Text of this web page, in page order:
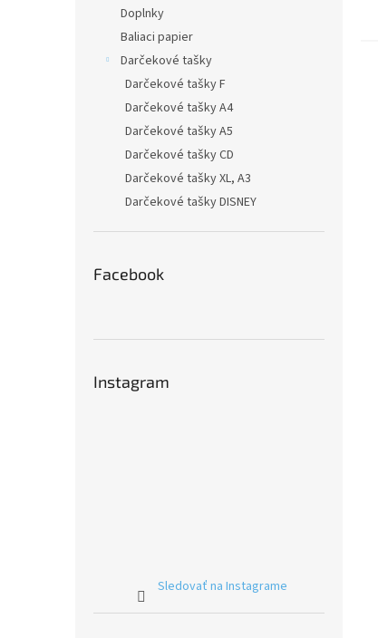
Doplnky
Baliaci papier
Darčekové tašky
Darčekové tašky F
Darčekové tašky A4
Darčekové tašky A5
Darčekové tašky CD
Darčekové tašky XL, A3
Darčekové tašky DISNEY
Facebook
Instagram
Sledovať na Instagrame